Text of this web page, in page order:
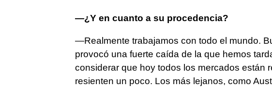
—¿Y en cuanto a su procedencia?
—Realmente trabajamos con todo el mundo.
provocó una fuerte caída de la que hemos
considerar que hoy todos los mercados están
resienten un poco. Los más lejanos, como